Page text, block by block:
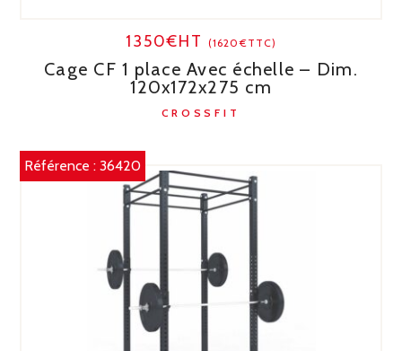
1350€HT (1620€TTC)
Cage CF 1 place Avec échelle – Dim.
120x172x275 cm
CROSSFIT
Référence :36420